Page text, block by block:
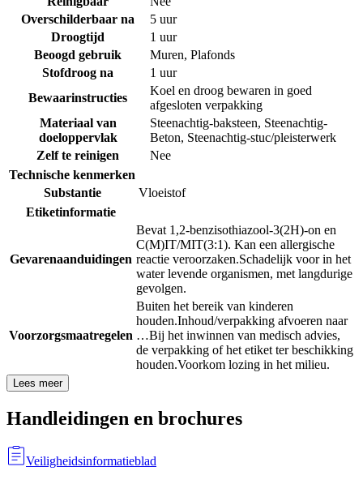
Overschilderbaar na
5 uur
Droogtijd
1 uur
Beoogd gebruik
Muren, Plafonds
Stofdroog na
1 uur
Bewaarinstructies
Koel en droog bewaren in goed
afgesloten verpakking
Materiaal van
doeloppervlak
Steenachtig-baksteen, Steenachtig-
Beton, Steenachtig-stuc/pleisterwerk
Zelf te reinigen
Nee
Technische kenmerken
Substantie
Vloeistof
Etiketinformatie
Gevarenaanduidingen
Bevat 1,2-benzisothiazool-3(2H)-on en
C(M)IT/MIT(3:1). Kan een allergische
reactie veroorzaken.Schadelijk voor in het
water levende organismen, met langdurige
gevolgen.
Voorzorgsmaatregelen
Buiten het bereik van kinderen
houden.Inhoud/verpakking afvoeren naar
…Bij het inwinnen van medisch advies,
de verpakking of het etiket ter beschikking
houden.Voorkom lozing in het milieu.
Lees meer
Handleidingen en brochures
Veiligheidsinformatieblad